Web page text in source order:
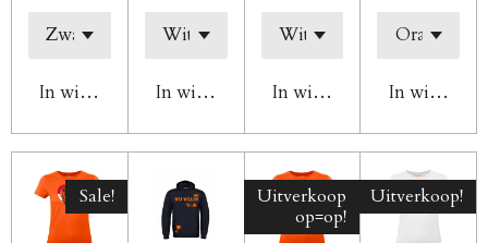
In winkelwagenIn winkelwagenIn winkelwagen
In
Sale!
Uitverkoop
op=op!
Uitverkoop!